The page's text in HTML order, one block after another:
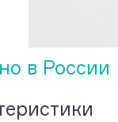
в России